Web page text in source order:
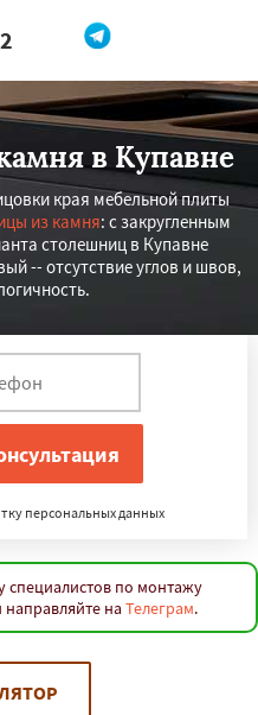
мне
в Купавне
края мебельной плиты
из камня: с закругленным
столешниц в Купавне
-- отсутствие углов и швов,
персональных данных
специалистов по монтажу
на Телеграм.